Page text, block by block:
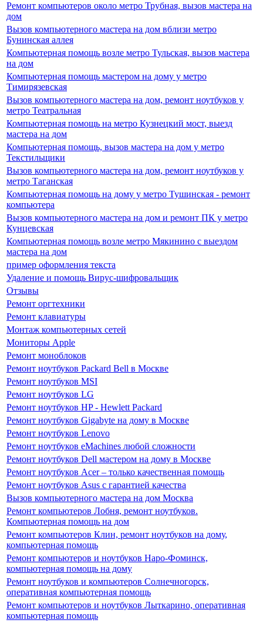
Ремонт компьютеров около метро Трубная, вызов мастера на
дом
Вызов компьютерного мастера на дом вблизи метро
Бунинская аллея
Компьютерная помощь возле метро Тульская, вызов мастера
на дом
Компьютерная помощь мастером на дому у метро
Тимирязевская
Вызов компьютерного мастера на дом, ремонт ноутбуков у
метро Театральная
Компьютерная помощь на метро Кузнецкий мост, выезд
мастера на дом
Компьютерная помощь, вызов мастера на дом у метро
Текстильщики
Вызов компьютерного мастера на дом, ремонт ноутбуков у
метро Таганская
Компьютерная помощь на дому у метро Тушинская - ремонт
компьютера
Вызов компьютерного мастера на дом и ремонт ПК у метро
Кунцевская
Компьютерная помощь возле метро Мякинино с выездом
мастера на дом
пример оформления текста
Удаление и помощь Вирус-шифровальщик
Отзывы
Ремонт оргтехники
Ремонт клавиатуры
Монтаж компьютерных сетей
Мониторы Apple
Ремонт моноблоков
Ремонт ноутбуков Packard Bell в Москве
Ремонт ноутбуков MSI
Ремонт ноутбуков LG
Ремонт ноутбуков HP - Hewlett Packard
Ремонт ноутбуков Gigabyte на дому в Москве
Ремонт ноутбуков Lenovo
Ремонт ноутбуков eMachines любой сложности
Ремонт ноутбуков Dell мастером на дому в Москве
Ремонт ноутбуков Acer – только качественная помощь
Ремонт ноутбуков Asus с гарантией качества
Вызов компьютерного мастера на дом Москва
Ремонт компьютеров Лобня, ремонт ноутбуков.
Компьютерная помощь на дом
Ремонт компьютеров Клин, ремонт ноутбуков на дому,
компьютерная помощь
Ремонт компьютеров и ноутбуков Наро-Фоминск,
компьютерная помощь на дому
Ремонт ноутбуков и компьютеров Солнечногорск,
оперативная компьютерная помощь
Ремонт компьютеров и ноутбуков Лыткарино, оперативная
компьютерная помощь